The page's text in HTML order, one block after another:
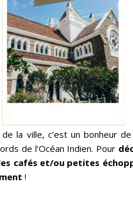
la ville, c’est un bonheur
de l’Océan Indien. Pour
cafés et/ou petites
!